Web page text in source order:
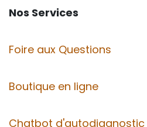
Nos Services
Foire aux Questions
Boutique en ligne
Chatbot d'autodiagnostic